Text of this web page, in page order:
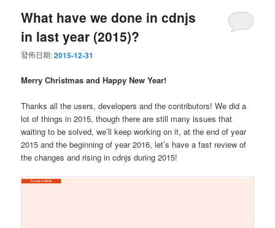
What have we done in cdnjs
in last year (2015)?
發佈日期:2015-12-31
Merry Christmas and Happy New Year!
Thanks all the users, developers and the contributors! We did a
lot of things in 2015, though there are still many issues that
waiting to be solved, we’ll keep working on it, at the end of year
2015 and the beginning of year 2016, let’s have a fast review of
the changes and rising in cdnjs during 2015!